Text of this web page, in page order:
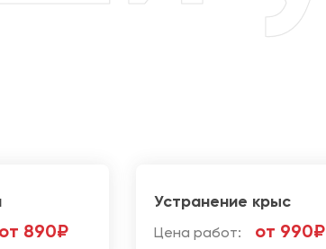
от 890₽
Устранение крыс
Цена работ: от 990₽